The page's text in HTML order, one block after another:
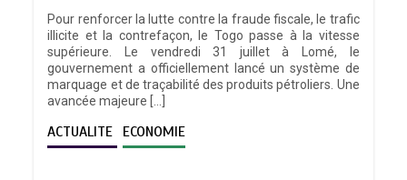
Pour renforcer la lutte contre la fraude fiscale, le trafic
illicite et la contrefaçon, le Togo passe à la vitesse
supérieure. Le vendredi 31 juillet à Lomé, le
gouvernement a officiellement lancé un système de
marquage et de traçabilité des produits pétroliers. Une
avancée majeure […]
ACTUALITE ECONOMIE